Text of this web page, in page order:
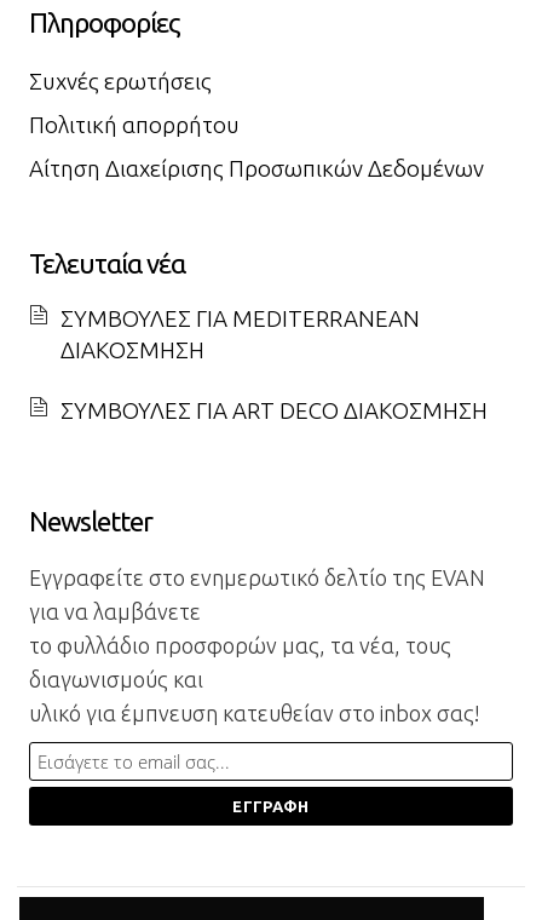
Πληροφορίες
Συχνές ερωτήσεις
Πολιτική απορρήτου
Αίτηση Διαχείρισης Προσωπικών Δεδομένων
Τελευταία νέα
ΣΥΜΒΟΥΛΕΣ ΓΙΑ MEDITERRANEAN
ΔΙΑΚΟΣΜΗΣΗ
ΣΥΜΒΟΥΛΕΣ ΓΙΑ ART DECO ΔΙΑΚΟΣΜΗΣΗ
Newsletter
Εγγραφείτε στο ενημερωτικό δελτίο της EVAN
για να λαμβάνετε
το φυλλάδιο προσφορών μας, τα νέα, τους
διαγωνισμούς και
υλικό για έμπνευση κατευθείαν στο inbox σας!